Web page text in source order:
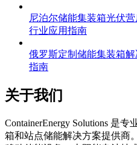
尼泊尔储能集装箱光伏
行业应用指南
俄罗斯定制储能集装箱
指南
关于我们
ContainerEnergy Solutions 是
箱和站点储能解决方案提供商